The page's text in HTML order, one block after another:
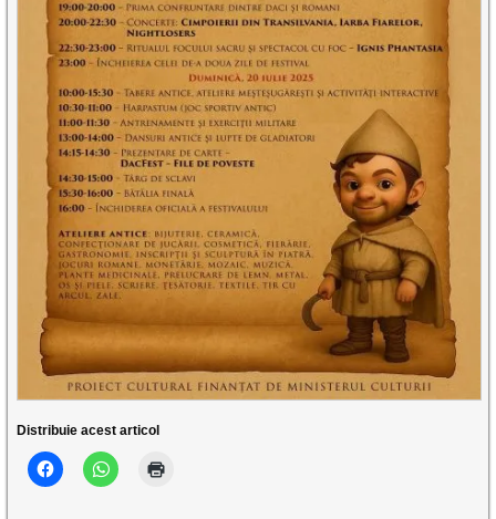
Distribuie acest articol